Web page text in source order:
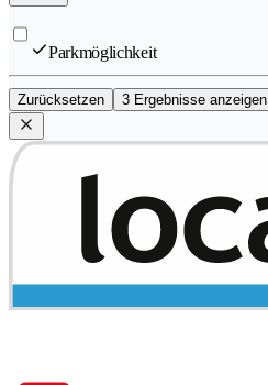
Parkmöglichkeit
Zurücksetzen 3 Ergebnisse anzeigen